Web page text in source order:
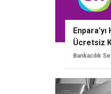
Ücretsiz
Bankacılık